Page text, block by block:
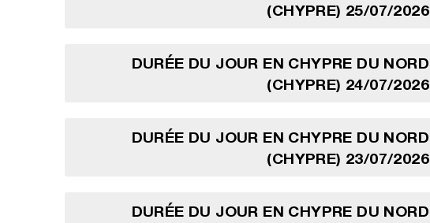
(CHYPRE) 25/07/2026
DURÉE DU JOUR EN CHYPRE DU NORD
(CHYPRE) 24/07/2026
DURÉE DU JOUR EN CHYPRE DU NORD
(CHYPRE) 23/07/2026
DURÉE DU JOUR EN CHYPRE DU NORD